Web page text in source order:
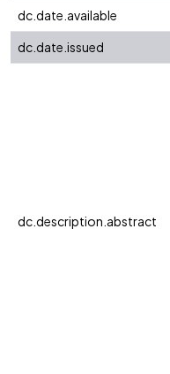
dc.date.available
dc.date.issued
dc.description.abstract